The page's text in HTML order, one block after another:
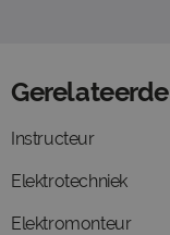
Instructeur
Elektrotechniek
Elektromonteur